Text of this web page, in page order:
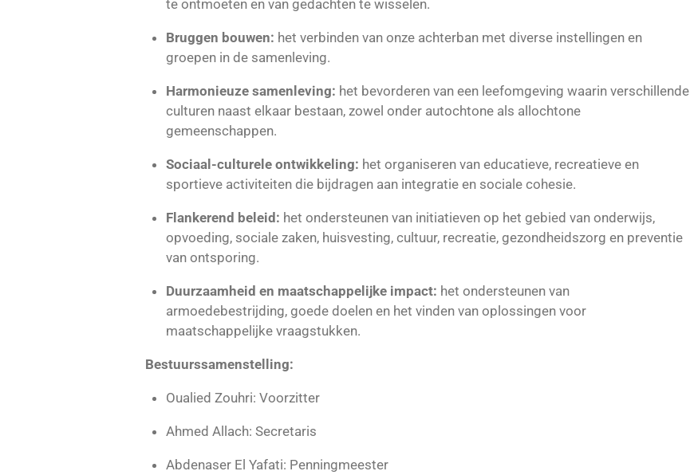
te ontmoeten en van gedachten te wisselen.
Bruggen bouwen: het verbinden van onze achterban met diverse instellingen en
groepen in de samenleving.
Harmonieuze samenleving: het bevorderen van een leefomgeving waarin verschillende
culturen naast elkaar bestaan, zowel onder autochtone als allochtone
gemeenschappen.
Sociaal-culturele ontwikkeling: het organiseren van educatieve, recreatieve en
sportieve activiteiten die bijdragen aan integratie en sociale cohesie.
Flankerend beleid: het ondersteunen van initiatieven op het gebied van onderwijs,
opvoeding, sociale zaken, huisvesting, cultuur, recreatie, gezondheidszorg en preventie
van ontsporing.
Duurzaamheid en maatschappelijke impact: het ondersteunen van
armoedebestrijding, goede doelen en het vinden van oplossingen voor
maatschappelijke vraagstukken.
Bestuurssamenstelling:
Oualied Zouhri: Voorzitter
Ahmed Allach: Secretaris
Abdenaser El Yafati: Penningmeester